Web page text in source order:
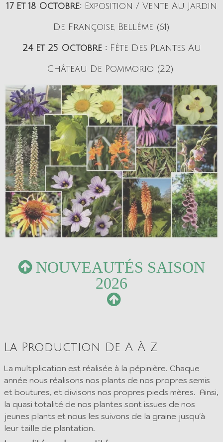
17 Et 18 Octobre: Exposition / Vente Au Jardin
De Françoise, Bellême (61)
24 Et 25 Octobre : Fête Des Plantes Au
Château De Pommorio (22)
NOUVEAUTÉS SAISON
2026
La Production De A À Z
La multiplication est réalisée à la pépinière. Chaque
année nous réalisons nos plants de nos propres semis
et boutures, et divisons nos propres pieds mères. Ainsi,
la quasi totalité de nos plantes sont issues de nos
jeunes plants et nous les suivons de la graine jusqu'à
leur taille de plantation.